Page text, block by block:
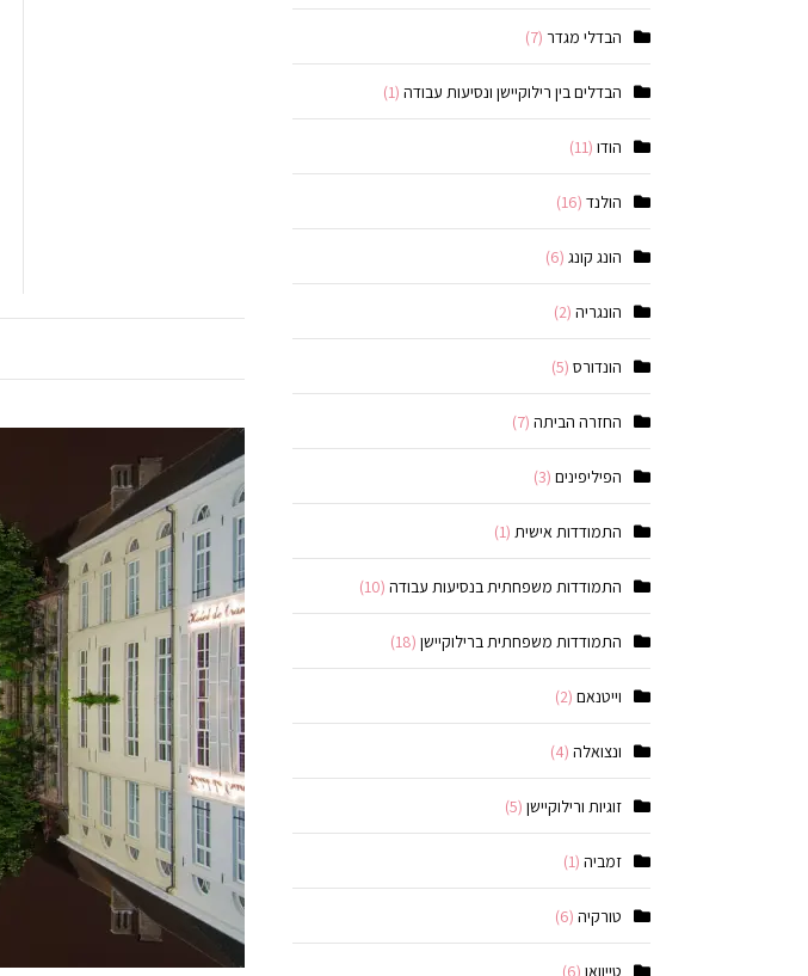
הבדלי מגדר (7)
הבדלים בין רילוקיישן ונסיעות עבודה (1)
הודו (11)
הולנד (16)
הונג קונג (6)
הונגריה (2)
הונדורס (5)
החזרה הביתה (7)
הפיליפינים (3)
התמודדות אישית (1)
התמודדות משפחתית בנסיעות עבודה (10)
התמודדות משפחתית ברילוקיישן (18)
וייטנאם (2)
ונצואלה (4)
זוגיות ורילוקיישן (5)
זמביה (1)
טורקיה (6)
טייוואן (6)